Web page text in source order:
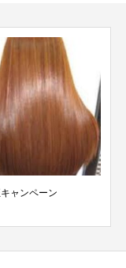
ャンペーン